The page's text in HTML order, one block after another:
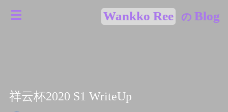
Wankko Ree の Blog
祥云杯2020 S1 WriteUp